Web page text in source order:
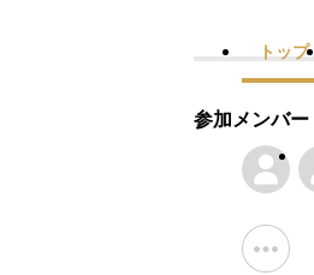
トップ
参加メンバー